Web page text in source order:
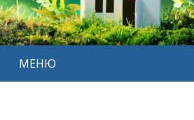
МЕНЮ